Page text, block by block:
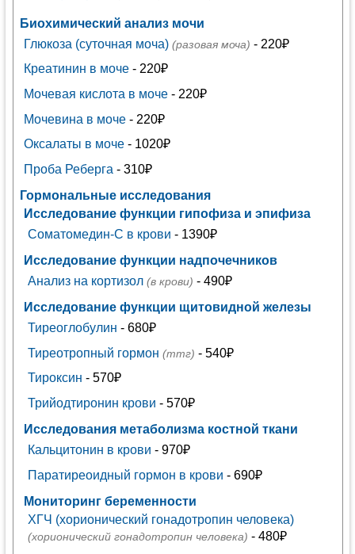
Биохимический анализ мочи
Глюкоза (суточная моча) (разовая моча) - 220₽
Креатинин в моче - 220₽
Мочевая кислота в моче - 220₽
Мочевина в моче - 220₽
Оксалаты в моче - 1020₽
Проба Реберга - 310₽
Гормональные исследования
Исследование функции гипофиза и эпифиза
Соматомедин-С в крови - 1390₽
Исследование функции надпочечников
Анализ на кортизол (в крови) - 490₽
Исследование функции щитовидной железы
Тиреоглобулин - 680₽
Тиреотропный гормон (ттг) - 540₽
Тироксин - 570₽
Трийодтиронин крови - 570₽
Исследования метаболизма костной ткани
Кальцитонин в крови - 970₽
Паратиреоидный гормон в крови - 690₽
Мониторинг беременности
ХГЧ (хорионический гонадотропин человека)
(хорионический гонадотропин человека) - 480₽